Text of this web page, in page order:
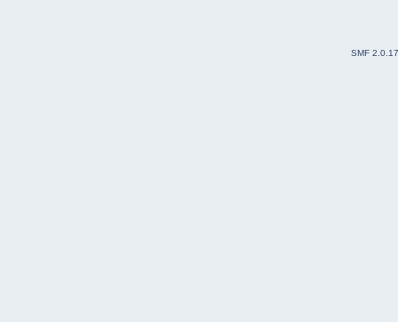
SMF 2.0.17